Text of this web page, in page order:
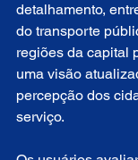
detalhamento,
do transporte
regiões da capital
uma visão
percepção dos
serviço.